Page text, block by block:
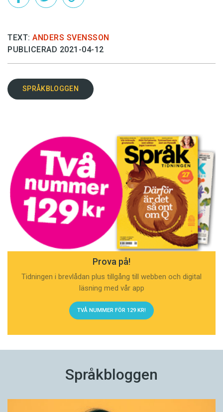
TEXT: ANDERS SVENSSON
PUBLICERAD 2021-04-12
SPRÅKBLOGGEN
Prova på!
Tidningen i brevlådan plus tillgång till webben och digital
läsning med vår app
TVÅ NUMMER FÖR 129 KR!
Språkbloggen